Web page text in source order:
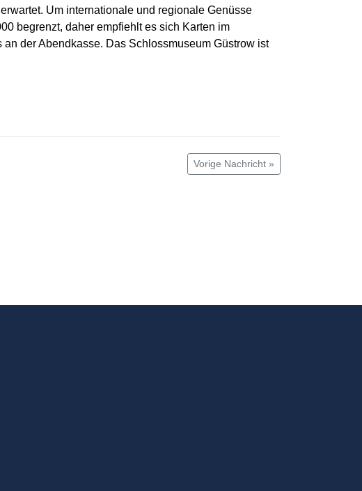
Um internationale und regionale Genüsse
begrenzt, daher empfiehlt es sich Karten im
der Abendkasse. Das Schlossmuseum Güstrow ist
Vorige Nachricht »